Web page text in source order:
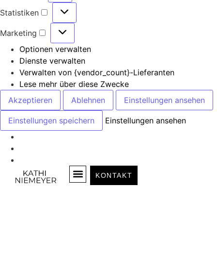
Statistiken
Marketing
Optionen verwalten
Dienste verwalten
Verwalten von {vendor_count}-Lieferanten
Lese mehr über diese Zwecke
Akzeptieren
Ablehnen Einstellungen ansehen
Einstellungen speichern Einstellungen ansehen
KONTAKT